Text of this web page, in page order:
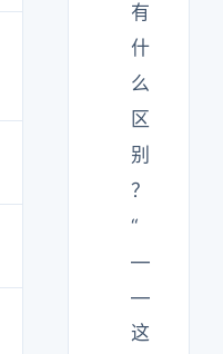
有
什
么
区
别
？
“
—
—
这